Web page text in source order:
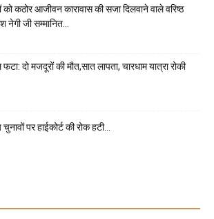
कठोर आजीवन कारावास की सजा दिलवाने वाले वरिष्ठ
जी सम्मानित…
फटा: दो मजदूरों की मौत,सात लापता, चारधाम यात्रा रोकी
पर हाईकोर्ट की रोक हटी…